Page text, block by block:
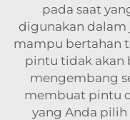
pada saat
digunakan dalam
mampu bertahan
pintu tidak akan
mengembang
membuat pintu
yang Anda